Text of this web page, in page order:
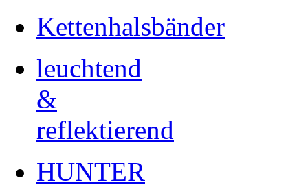
Kettenhalsbänder
leuchtend
&
reflektierend
HUNTER